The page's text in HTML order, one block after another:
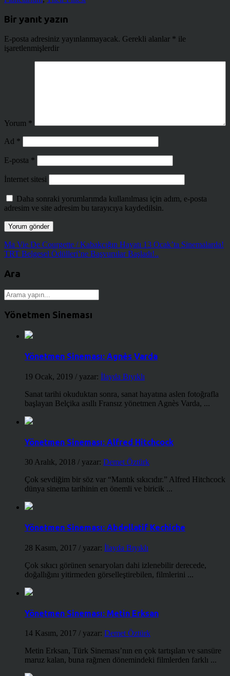
Bir yanıt yazın
E-posta adresiniz yayınlanmayacak. Gerekli alanlar * ile
işaretlenmişlerdir
Yorum *
Ad *
E-posta *
İnternet sitesi
Daha sonraki yorumlarımda kullanılması için adım, e-posta
adresim ve site adresim bu tarayıcıya kaydedilsin.
Ma Vie De Courgette / Kabakçığın Hayatı 13 Ocak’ta Sinemalarda!
TRT Belgesel Ödülleri’ne Başvurular Başladı!..
Ara
Yönetmen Sineması
Yönetmen Sineması: Agnès Varda
19 Ocak, 2019 / yazar: İlayda Bıyıklı
Sanat tarihi okuduktan sonra, sanat hayatına aslen fotoğrafla
başlayan Belçika asıllı Fransız yönetmen Agnès Varda, ...
Yönetmen Sineması: Alfred Hitchcock
30 Aralık, 2018 / yazar: Demet Öztürk
Çok sevdiğim bir söz var “Mantık sıkıcıdır.” Alfred Hitchcock
dünya sinema tarihinin en önemli ve biricik ...
Yönetmen Sineması: Abdellatif Kechiche
28 Kasım, 2017 / yazar: İlayda Bıyıklı
Çok sıkıcı görünen senaryoları dahi izlenebilir derecede,
doğallığını yitirmeden görselleştirebilen, filmlerini ...
Yönetmen Sineması: Metin Erksan
14 Kasım, 2017 / yazar: Demet Öztürk
Metin Erksan, Türk Sineması’nın en çok tartışılan ve sansüre
maruz kalan, buna rağmen dönemindeki filmlerden farklı ...